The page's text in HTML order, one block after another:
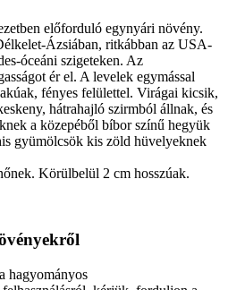
előforduló egynyári növény.
Ázsiában, ritkábban az USA-
óceáni szigeteken. Az
ér el. A levelek egymással
fényes felülettel. Virágai kicsik,
hátrahajló szirmból állnak, és
a közepéből bíbor színű hegyük
gyümölcsök kis zöld hüvelyeknek
Körülbelül 2 cm hosszúak.
hagyományos